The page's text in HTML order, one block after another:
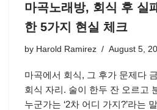
마곡노래방, 회식 후 실
한 5가지 현실 체크
by Harold Ramirez August 5,
마곡에서 회식, 그 후가 문제다
회식 자리. 술이 한두 잔 오르고
누군가는 ‘2차 어디 가지?’라는